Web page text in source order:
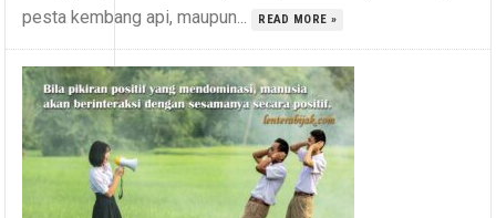
pesta kembang api, maupun...
READ MORE »